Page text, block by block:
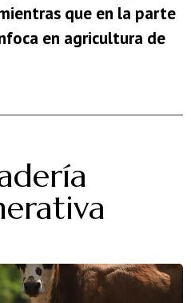
que en la parte
en agricultura de